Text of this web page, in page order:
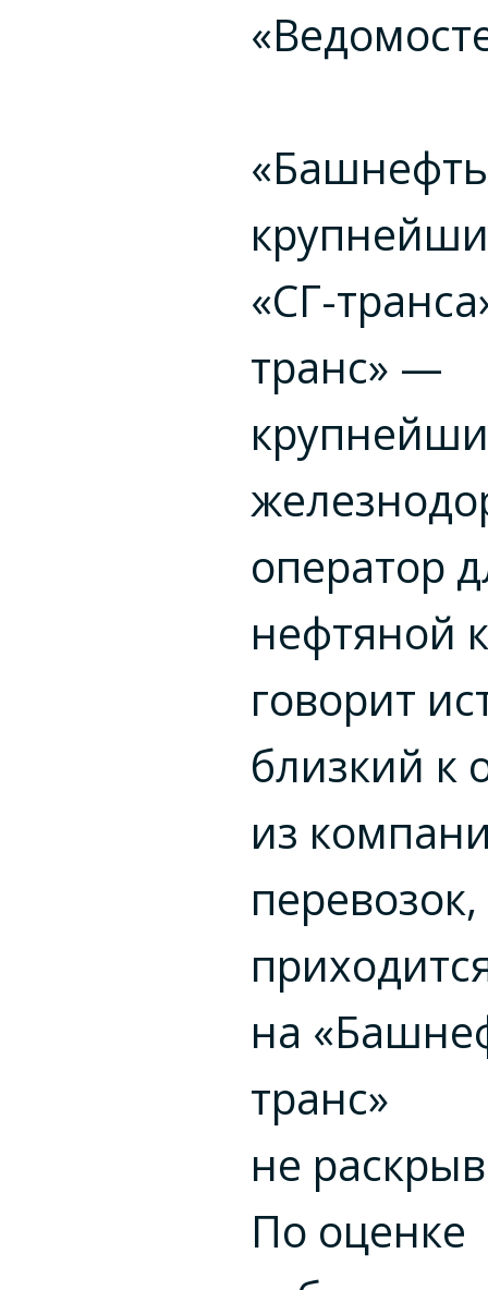
«СГ-
транс» —
оператор
нефтяной
говорит
близкий к
из
на
транс»
не
По оценке